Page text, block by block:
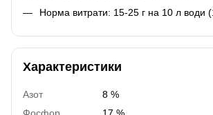
Норма витрати: 15-25 г на 10 л води
Характеристики
Азот
8 %